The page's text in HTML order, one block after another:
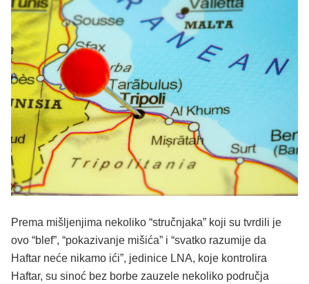
Prema mišljenjima nekoliko “stručnjaka” koji su tvrdili je
ovo “blef”, “pokazivanje mišića” i “svatko razumije da
Haftar neće nikamo ići”, jedinice LNA, koje kontrolira
Haftar, su sinoć bez borbe zauzele nekoliko područja